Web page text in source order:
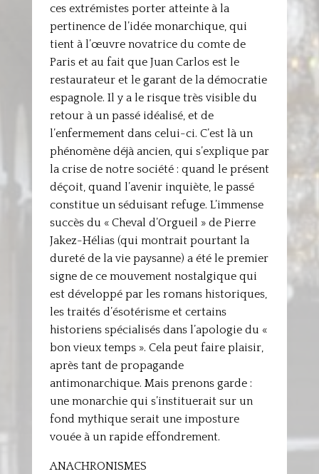
ces extrémistes porter atteinte à la
pertinence de l’idée monarchique, qui
tient à l’œuvre novatrice du comte de
Paris et au fait que Juan Carlos est le
restaurateur et le garant de la démocratie
espagnole. Il y a le risque très visible du
retour à un passé idéalisé, et de
l’enfermement dans celui-ci. C’est là un
phénomène déjà ancien, qui s’explique par
la crise de notre société : quand le présent
déçoit, quand l’avenir inquiète, le passé
constitue un séduisant refuge. L’immense
succès du « Cheval d’Orgueil » de Pierre
Jakez-Hélias (qui montrait pourtant la
dureté de la vie paysanne) a été le premier
signe de ce mouvement nostalgique qui
est développé par les romans historiques,
les traités d’ésotérisme et certains
historiens spécialisés dans l’apologie du «
bon vieux temps ». Cela peut faire plaisir,
après tant de propagande
antimonarchique. Mais prenons garde :
une monarchie qui s’instituerait sur un
fond mythique serait une imposture
vouée à un rapide effondrement.
ANACHRONISMES